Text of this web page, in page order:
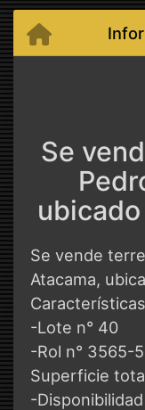
Se
Se vende
Atacama,
-Lote n° 40
-Rol n° 3565-
Superficie
-